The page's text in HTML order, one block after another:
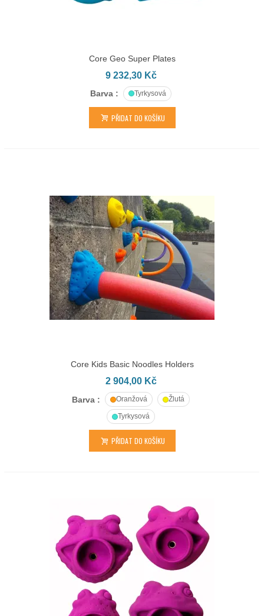
Core Geo Super Plates
9 232,30 Kč
Barva : Tyrkysová
PŘIDAT DO KOŠÍKU
Core Kids Basic Noodles Holders
2 904,00 Kč
Barva : Oranžová Žlutá
Tyrkysová
PŘIDAT DO KOŠÍKU